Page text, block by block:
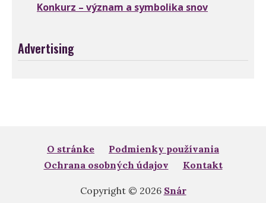
Konkurz – význam a symbolika snov
Advertising
O stránke
Podmienky používania
Ochrana osobných údajov
Kontakt
Copyright © 2026 Snár